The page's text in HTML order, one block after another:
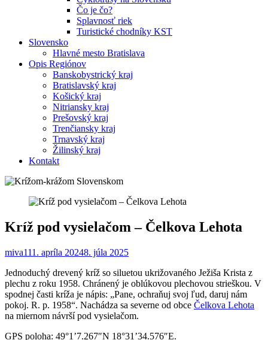
Čo je čo?
Splavnosť riek
Turistické chodníky KST
Slovensko
Hlavné mesto Bratislava
Opis Regiónov
Banskobystrický kraj
Bratislavský kraj
Košický kraj
Nitriansky kraj
Prešovský kraj
Trenčiansky kraj
Trnavský kraj
Žilinský kraj
Kontakt
Kríž pod vysielačom – Čelkova Lehota
miva111. apríla 20248. júla 2025
Jednoduchý drevený kríž so siluetou ukrižovaného Ježiša Krista z
plechu z roku 1958. Chránený je oblúkovou plechovou strieškou. V
spodnej časti kríža je nápis: „Pane, ochraňuj svoj ľud, daruj nám
pokoj. R. p. 1958“. Nachádza sa severne od obce Čelkova Lehota
na miernom návrší pod vysielačom.
GPS poloha: 49°1’7.267″N 18°31’34.576″E.